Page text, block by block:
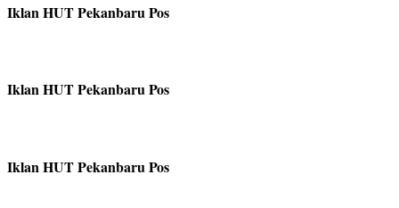
Iklan HUT Pekanbaru Pos
Iklan HUT Pekanbaru Pos
Iklan HUT Pekanbaru Pos